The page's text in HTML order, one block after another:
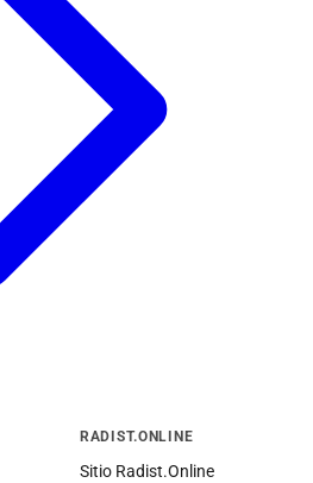
RADIST.ONLINE
Sitio Radist.Online